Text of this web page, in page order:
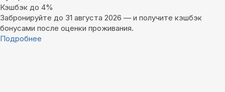
Кэшбэк до 4%
Забронируйте до 31 августа 2026 — и получите кэшбэк
бонусами после оценки проживания.
Подробнее